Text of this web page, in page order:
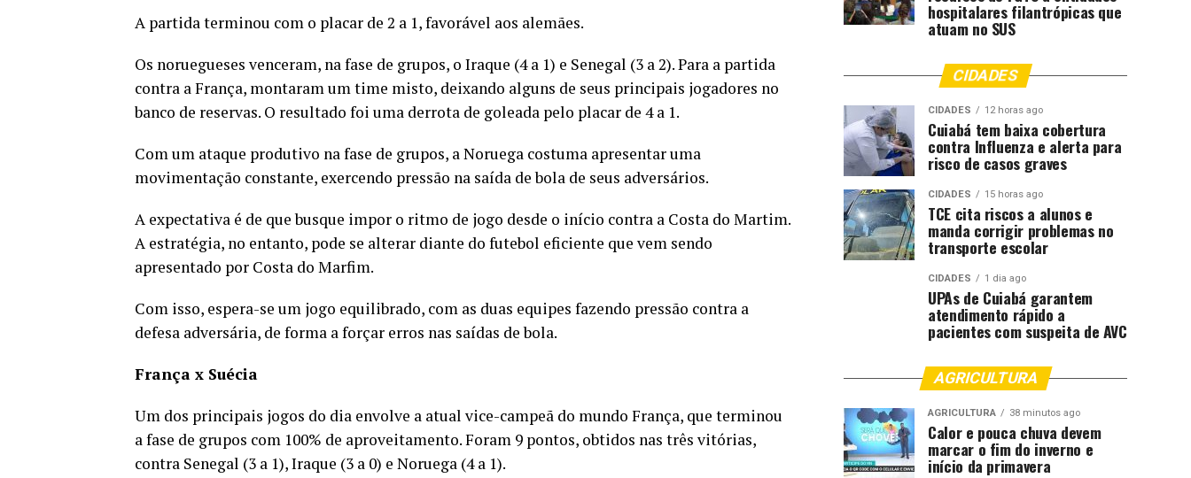
A partida terminou com o placar de 2 a 1, favorável aos alemães.
Os noruegueses venceram, na fase de grupos, o Iraque (4 a 1) e Senegal (3 a 2). Para a partida
contra a França, montaram um time misto, deixando alguns de seus principais jogadores no
banco de reservas. O resultado foi uma derrota de goleada pelo placar de 4 a 1.
Com um ataque produtivo na fase de grupos, a Noruega costuma apresentar uma
movimentação constante, exercendo pressão na saída de bola de seus adversários.
A expectativa é de que busque impor o ritmo de jogo desde o início contra a Costa do Martim.
A estratégia, no entanto, pode se alterar diante do futebol eficiente que vem sendo
apresentado por Costa do Marfim.
Com isso, espera-se um jogo equilibrado, com as duas equipes fazendo pressão contra a
defesa adversária, de forma a forçar erros nas saídas de bola.
França x Suécia
Um dos principais jogos do dia envolve a atual vice-campeã do mundo França, que terminou
a fase de grupos com 100% de aproveitamento. Foram 9 pontos, obtidos nas três vitórias,
contra Senegal (3 a 1), Iraque (3 a 0) e Noruega (4 a 1).
hospitalares filantrópicas que
atuam no SUS
CIDADES
CIDADES 12 horas ago
Cuiabá tem baixa cobertura
contra Influenza e alerta para
risco de casos graves
CIDADES 15 horas ago
TCE cita riscos a alunos e
manda corrigir problemas no
transporte escolar
CIDADES 1 dia ago
UPAs de Cuiabá garantem
atendimento rápido a
pacientes com suspeita de AVC
AGRICULTURA
AGRICULTURA 38 minutos ago
Calor e pouca chuva devem
marcar o fim do inverno e
início da primavera